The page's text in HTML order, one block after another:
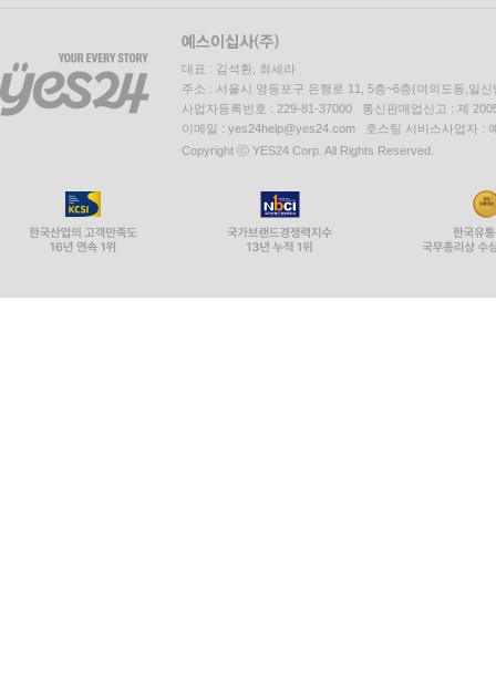
대표 : 김석환, 최세라
주소 : 서울시 영등포구 은행로 11, 5층~6층(여의도동,일신
사업자등록번호 : 229-81-37000 통신판매업신고 : 제
이메일 : yes24help@yes24.com 호스팅 서비스사업자 :
Copyright ⓒ YES24 Corp. All Rights Reserved.